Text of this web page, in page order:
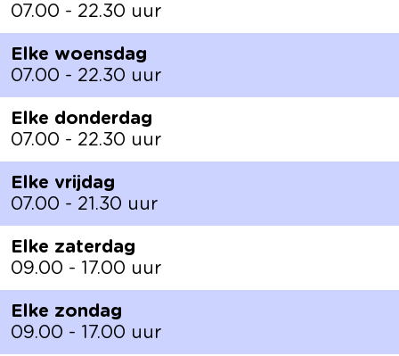
07.00 - 22.30 uur
Elke woensdag
07.00 - 22.30 uur
Elke donderdag
07.00 - 22.30 uur
Elke vrijdag
07.00 - 21.30 uur
Elke zaterdag
09.00 - 17.00 uur
Elke zondag
09.00 - 17.00 uur